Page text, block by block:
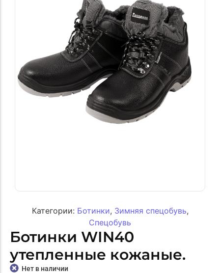
Категории: Ботинки, Зимняя спецобувь,
Спецобувь
Ботинки WIN40
утепленные кожаные.
Нет в наличии